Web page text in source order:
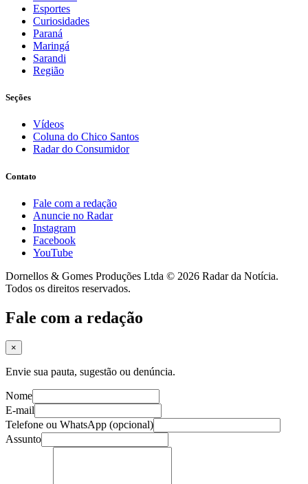
Esportes
Curiosidades
Paraná
Maringá
Sarandi
Região
Seções
Vídeos
Coluna do Chico Santos
Radar do Consumidor
Contato
Fale com a redação
Anuncie no Radar
Instagram
Facebook
YouTube
Dornellos & Gomes Produções Ltda © 2026 Radar da Notícia.
Todos os direitos reservados.
Fale com a redação
×
Envie sua pauta, sugestão ou denúncia.
Nome
E-mail
Telefone ou WhatsApp (opcional)
Assunto